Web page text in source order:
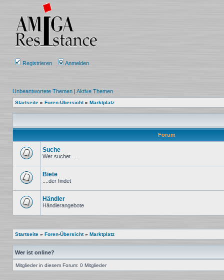
Registrieren Anmelden
Unbeantwortete Themen | Aktive Themen
Startseite » Foren-Übersicht» Marktplatz
Forum
ungelesenen
Beiträge
Suche
Wer suchet.....
ungelesenen
Beiträge
Biete
....der findet
ungelesenen
Händler
Händlerangebote
Startseite » Foren-Übersicht» Marktplatz
Wer ist online?
Mitglieder in diesem Forum: 0 Mitglieder